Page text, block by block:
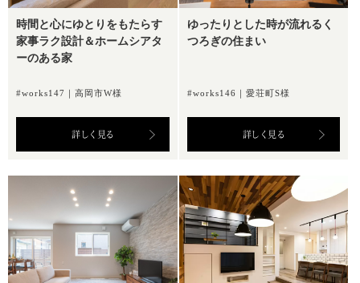
時間と心にゆとりをもたらす
家事ラク設計＆ホームシアタ
ーのある家
#works147｜高岡市W様
詳しく見る
ゆったりとした時が流れるく
つろぎの住まい
#works146｜愛荘町S様
詳しく見る